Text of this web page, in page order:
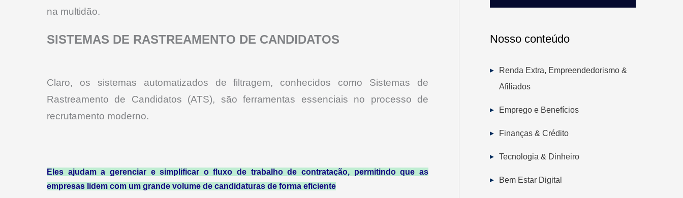
na multidão.
SISTEMAS DE RASTREAMENTO DE CANDIDATOS
Claro, os sistemas automatizados de filtragem, conhecidos como Sistemas de
Rastreamento de Candidatos (ATS), são ferramentas essenciais no processo de
recrutamento moderno.
Eles ajudam a gerenciar e simplificar o fluxo de trabalho de contratação, permitindo que as
empresas lidem com um grande volume de candidaturas de forma eficiente
Nosso conteúdo
Renda Extra, Empreendedorismo &
Afiliados
Emprego e Benefícios
Finanças & Crédito
Tecnologia & Dinheiro
Bem Estar Digital